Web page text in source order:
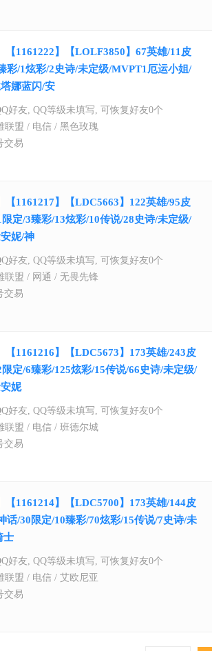
【1161222】【LOLF3850】67英雄/11皮
彩/1炫彩/2史诗/未定级/MVPT1厄运小姐/
娜蓝闪/安
好友, QQ等级未填写, 可恢复好友0个
联盟 / 电信 / 黑色玫瑰
交易
【1161217】【LDC5663】122英雄/95皮
定/3臻彩/13炫彩/10传说/28史诗/未定级/
妮/神
好友, QQ等级未填写, 可恢复好友0个
联盟 / 网通 / 无畏先锋
交易
【1161216】【LDC5673】173英雄/243皮
定/6臻彩/125炫彩/15传说/66史诗/未定级/
妮
好友, QQ等级未填写, 可恢复好友0个
联盟 / 电信 / 班德尔城
交易
【1161214】【LDC5700】173英雄/144皮
话/30限定/10臻彩/70炫彩/15传说/7史诗/未
士
好友, QQ等级未填写, 可恢复好友0个
联盟 / 电信 / 艾欧尼亚
交易